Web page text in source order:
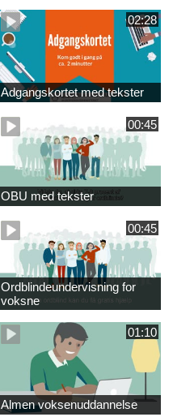
02:28
Adgangskortet med tekster
00:45
OBU med tekster
00:45
Ordblindeundervisning for
voksne
01:10
Almen voksenuddannelse